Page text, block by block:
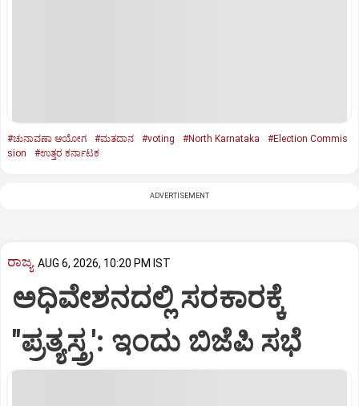
#ಚುನಾವಣಾ ಆಯೋಗ #ಮತದಾನ #voting #North Karnataka
#Election Commis
sion
#ಉತ್ತರ ಕರ್ನಾಟಕ
ADVERTISEMENT
ರಾಜ್ಯ AUG 6, 2026, 10:20 PM IST
ಅಧಿವೇಶನದಲ್ಲಿ ಸರಕಾರಕ್ಕೆ
"ಪ್ರತ್ಯಸ್ತ್ರ': ಇಂದು ಬಿಜೆಪಿ ಸಭೆ